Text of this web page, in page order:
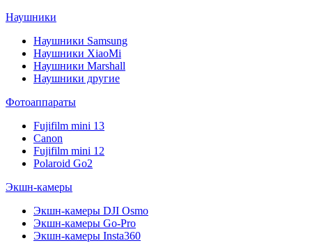
Наушники
Наушники Samsung
Наушники XiaoMi
Наушники Marshall
Наушники другие
Фотоаппараты
Fujifilm mini 13
Canon
Fujifilm mini 12
Polaroid Go2
Экшн-камеры
Экшн-камеры DJI Osmo
Экшн-камеры Go-Pro
Экшн-камеры Insta360